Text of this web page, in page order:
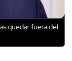
quedar fuera del